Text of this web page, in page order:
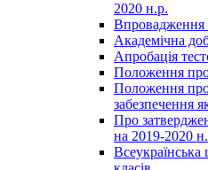
2020 н.р.
Впровадження
Академічна
Апробація
Положення про
Положення
забезпечення
Про
на 2019-2020
Всеукраїнська